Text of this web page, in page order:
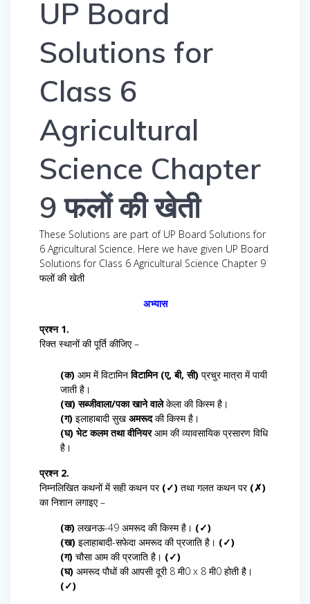
UP Board
Solutions for
Class 6
Agricultural
Science Chapter
9 फलों की खेती
These Solutions are part of UP Board Solutions for
6 Agricultural Science. Here we have given UP Board
Solutions for Class 6 Agricultural Science Chapter 9
फलों की खेती
अभ्यास
प्रश्न 1.
रिक्त स्थानों की पूर्ति कीजिए –
(क) आम में विटामिनविटामिन (ए, बी, सी) प्रचुर मात्रा में पायी
जाती है।
(ख) सब्जीवाला/पका खाने वालेकेला की किस्म है।
(ग) इलाहाबादी सुख अमरूदकी किस्म है।
(घ) भेट कलम तथा वीनियरआम की व्यावसायिक प्रसारण विधि
है।
प्रश्न 2.
निम्नलिखित कथनों में सही कथन पर (✓) तथा गलत कथन पर (✗)
का निशान लगाइए –
(क) लखनऊ-49 अमरूद की किस्म है। (✓)
(ख) इलाहाबादी-सफेदा अमरूद की प्रजाति है। (✓)
(ग) चौसा आम की प्रजाति है। (✓)
(घ) अमरूद पौधों की आपसी दूरी 8 मी0 x 8 मी0 होती है।
(✓)